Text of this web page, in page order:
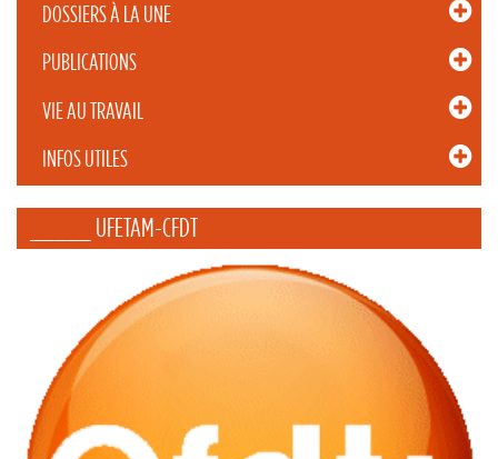
DOSSIERS À LA UNE
PUBLICATIONS
VIE AU TRAVAIL
INFOS UTILES
_____ UFETAM-CFDT